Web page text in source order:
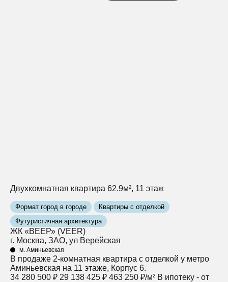
Двухкомнатная квартира 62.9м², 11 этаж
Формат город в городе
Квартиры с отделкой
Футуристичная архитектура
ЖК «ВЕЕР» (VEER)
г. Москва, ЗАО, ул Верейская
м. Аминьевская
В продаже 2-комнатная квартира с отделкой у метро
Аминьевская на 11 этаже, Корпус 6.
34 280 500 ₽ 29 138 425 ₽ 463 250 ₽/м² В ипотеку - от